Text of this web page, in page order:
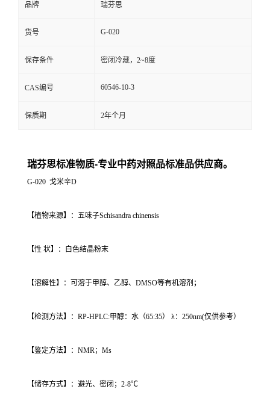
品牌 瑞芬思
货号 G-020
保存条件 密闭冷藏，2~8度
CAS编号 60546-10-3
保质期 2年个月
瑞芬思标准物质-专业中药对照品标准品供应商。
G-020 戈米辛D
【植物来源】：五味子Schisandra chinensis
【性 状】：白色结晶粉末
【溶解性】：可溶于甲醇、乙醇、DMSO等有机溶剂；
【检测方法】：RP-HPLC:甲醇：水（65:35） λ：250nm(仅供参考）
【鉴定方法】：NMR；Ms
【储存方式】：避光、密闭；2-8℃